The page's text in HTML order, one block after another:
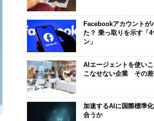
Facebookアカウントが
た？ 乗っ取りを示す「
ン」
AIエージェントを使い
こなせない企業 その差
加速するAIに国際標準
合うか